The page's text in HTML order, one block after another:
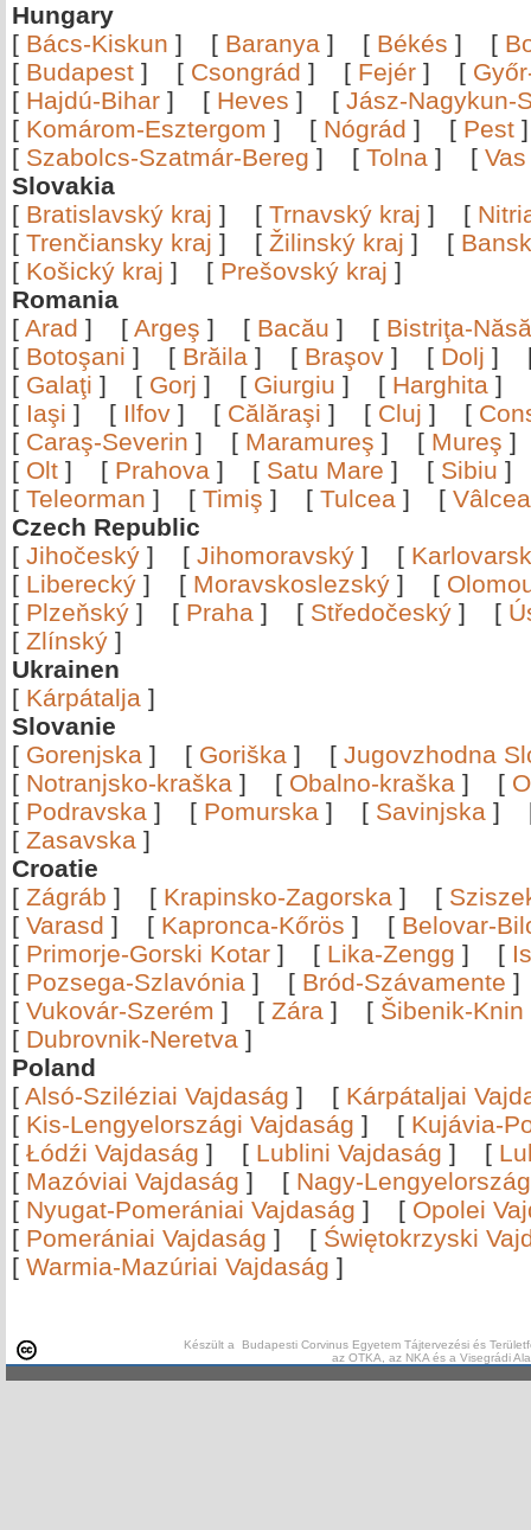
Hungary
[ Bács-Kiskun ] [ Baranya ] [ Békés ] [
[ Budapest ] [ Csongrád ] [ Fejér ] [
[ Hajdú-Bihar ] [ Heves ] [ Jász-Nagykun-
[ Komárom-Esztergom ] [ Nógrád ] [ Pest
[ Szabolcs-Szatmár-Bereg ] [ Tolna ] [ Vas
Slovakia
[ Bratislavský kraj ] [ Trnavský kraj ] [
[ Trenčiansky kraj ] [ Žilinský kraj ] [
[ Košický kraj ] [ Prešovský kraj ]
Romania
[ Arad ] [ Argeş ] [ Bacău ] [ Bistriţa-
[ Botoşani ] [ Brăila ] [ Braşov ] [ Dolj ]
[ Galaţi ] [ Gorj ] [ Giurgiu ] [ Harghita ]
[ Iaşi ] [ Ilfov ] [ Călăraşi ] [ Cluj ] [
[ Caraş-Severin ] [ Maramureş ] [ Mureş
[ Olt ] [ Prahova ] [ Satu Mare ] [ Sibiu
[ Teleorman ] [ Timiş ] [ Tulcea ] [
Czech Republic
[ Jihočeský ] [ Jihomoravský ] [
[ Liberecký ] [ Moravskoslezský ] [
[ Plzeňský ] [ Praha ] [ Středočeský ] [
[ Zlínský ]
Ukrainen
[ Kárpátalja ]
Slovanie
[ Gorenjska ] [ Goriška ] [ Jugovzhodna
[ Notranjsko-kraška ] [ Obalno-kraška ] [
[ Podravska ] [ Pomurska ] [ Savinjska ]
[ Zasavska ]
Croatie
[ Zágráb ] [ Krapinsko-Zagorska ] [
[ Varasd ] [ Kapronca-Kőrös ] [ Belovar-
[ Primorje-Gorski Kotar ] [ Lika-Zengg ] [
[ Pozsega-Szlavónia ] [ Bród-Szávamente
[ Vukovár-Szerém ] [ Zára ] [ Šibenik-Knin
[ Dubrovnik-Neretva ]
Poland
[ Alsó-Sziléziai Vajdaság ] [ Kárpátaljai
[ Kis-Lengyelországi Vajdaság ] [ Kujávia-
[ Łódźi Vajdaság ] [ Lublini Vajdaság ] [
[ Mazóviai Vajdaság ] [ Nagy-
[ Nyugat-Pomerániai Vajdaság ] [ Opolei
[ Pomerániai Vajdaság ] [ Świętokrzyski
[ Warmia-Mazúriai Vajdaság ]
Készült a Budapesti Corvinus Egyetem Tájtervezési és
az OTKA, az NKA és a Visegrádi